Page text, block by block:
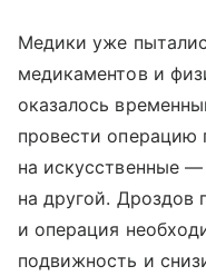
Медики уже
медикаментов и
оказалось
провести операцию
на искусственные —
на другой. Дроздов
и операция
подвижность и